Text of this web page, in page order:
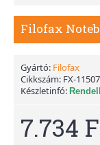
Filofax
Gyártó: Filofax
Cikkszám: FX-
Készletinfó:
7.734